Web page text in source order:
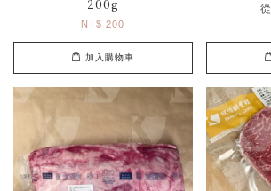
200g
NT$ 200
加入購物車
從